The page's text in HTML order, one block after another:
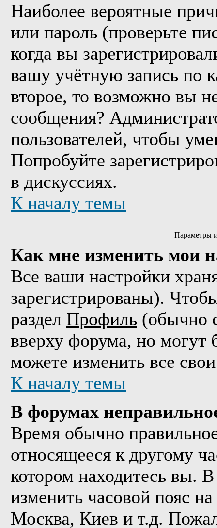
Наиболее вероятные
или пароль (проверьте
когда вы
вашу учётную запись по
второе, то возможно вы
сообщения?
пользователей, чтобы
Попробуйте
в дискуссиях.
К началу темы
Параметры
Как мне изменить мои
Все ваши настройки
зарегистрированы).
раздел Профиль (обычно
вверху форума, но
можете изменить все
К началу темы
В форумах
Время обычно
относящееся к другому
котором находитесь вы.
изменить часовой пояс
Москва, Киев и т.д.